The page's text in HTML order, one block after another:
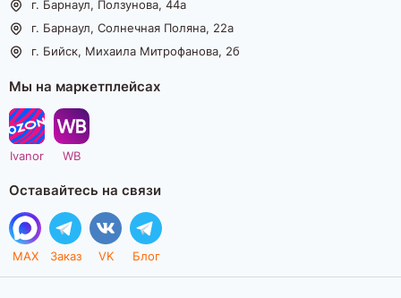
г. Барнаул, Ползунова, 44а
г. Барнаул, Солнечная Поляна, 22а
г. Бийск, Михаила Митрофанова, 2б
Мы на маркетплейсах
Ivanor WB
Оставайтесь на связи
MAX Заказ VK Блог